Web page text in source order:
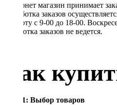
Интернет магазин принимает
Обработка заказов
Субботу с 9-00 до 18-00.
обработка заказов не ведется.
Как
Шаг 1: Выбор товаров